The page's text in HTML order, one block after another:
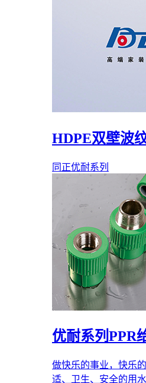
HDPE双壁波
同正优耐系列
优耐系列PPR
做快乐的事业，快乐
适、卫生、安全的用